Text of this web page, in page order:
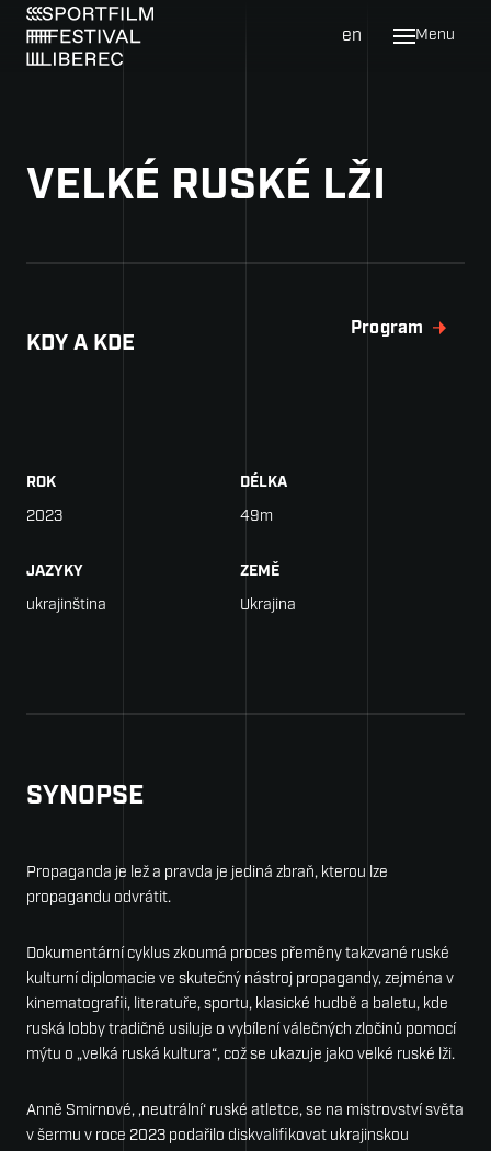
Menu
cs
en
VELKÉ RUSKÉ LŽI
KDY A KDE
Program
ROK
2023
DÉLKA
49m
JAZYKY
ukrajinština
ZEMĚ
Ukrajina
SYNOPSE
Propaganda je lež a pravda je jediná zbraň, kterou lze
propagandu odvrátit.
Dokumentární cyklus zkoumá proces přeměny takzvané ruské
kulturní diplomacie ve skutečný nástroj propagandy, zejména v
kinematografii, literatuře, sportu, klasické hudbě a baletu, kde
ruská lobby tradičně usiluje o vybílení válečných zločinů pomocí
mýtu o „velká ruská kultura“, což se ukazuje jako velké ruské lži.
Anně Smirnové, ‚neutrální‘ ruské atletce, se na mistrovství světa
v šermu v roce 2023 podařilo diskvalifikovat ukrajinskou